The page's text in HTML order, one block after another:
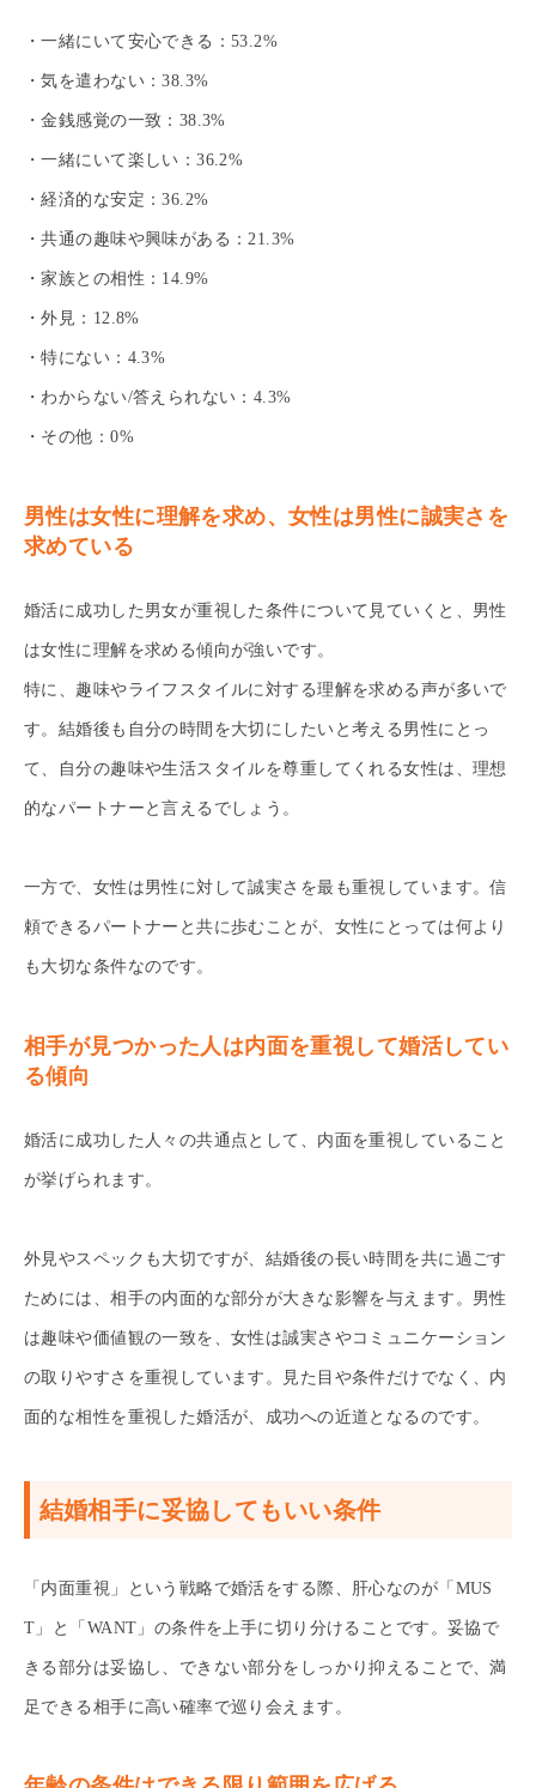
・一緒にいて安心できる：53.2%
・気を遣わない：38.3%
・金銭感覚の一致：38.3%
・一緒にいて楽しい：36.2%
・経済的な安定：36.2%
・共通の趣味や興味がある：21.3%
・家族との相性：14.9%
・外見：12.8%
・特にない：4.3%
・わからない/答えられない：4.3%
・その他：0%
男性は女性に理解を求め、女性は男性に誠実さを
求めている
婚活に成功した男女が重視した条件について見ていくと、男性
は女性に理解を求める傾向が強いです。
特に、趣味やライフスタイルに対する理解を求める声が多いで
す。結婚後も自分の時間を大切にしたいと考える男性にとっ
て、自分の趣味や生活スタイルを尊重してくれる女性は、理想
的なパートナーと言えるでしょう。
一方で、女性は男性に対して誠実さを最も重視しています。信
頼できるパートナーと共に歩むことが、女性にとっては何より
も大切な条件なのです。
相手が見つかった人は内面を重視して婚活してい
る傾向
婚活に成功した人々の共通点として、内面を重視していること
が挙げられます。
外見やスペックも大切ですが、結婚後の長い時間を共に過ごす
ためには、相手の内面的な部分が大きな影響を与えます。男性
は趣味や価値観の一致を、女性は誠実さやコミュニケーション
の取りやすさを重視しています。見た目や条件だけでなく、内
面的な相性を重視した婚活が、成功への近道となるのです。
結婚相手に妥協してもいい条件
「内面重視」という戦略で婚活をする際、肝心なのが「MUS
T」と「WANT」の条件を上手に切り分けることです。妥協で
きる部分は妥協し、できない部分をしっかり抑えることで、満
足できる相手に高い確率で巡り会えます。